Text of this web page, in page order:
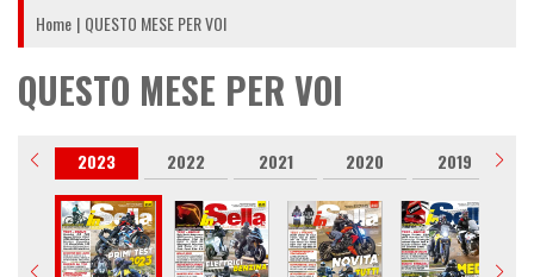
Home QUESTO MESE PER VOI
QUESTO MESE PER VOI
2023 2022 2021 2020 2019